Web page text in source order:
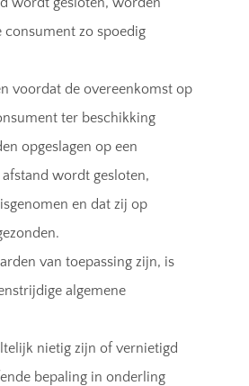
consument zo spoedig
voordat de overeenkomst op
ter beschikking
opgeslagen op een
wordt gesloten,
en dat zij op
van toepassing zijn, is
algemene
nietig zijn of vernietigd
bepaling in onderling